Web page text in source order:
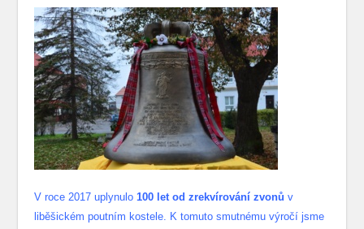
V roce 2017 uplynulo100 let od zrekvírování zvonů v
liběšickém poutním kostele. K tomuto smutnému výročí jsme